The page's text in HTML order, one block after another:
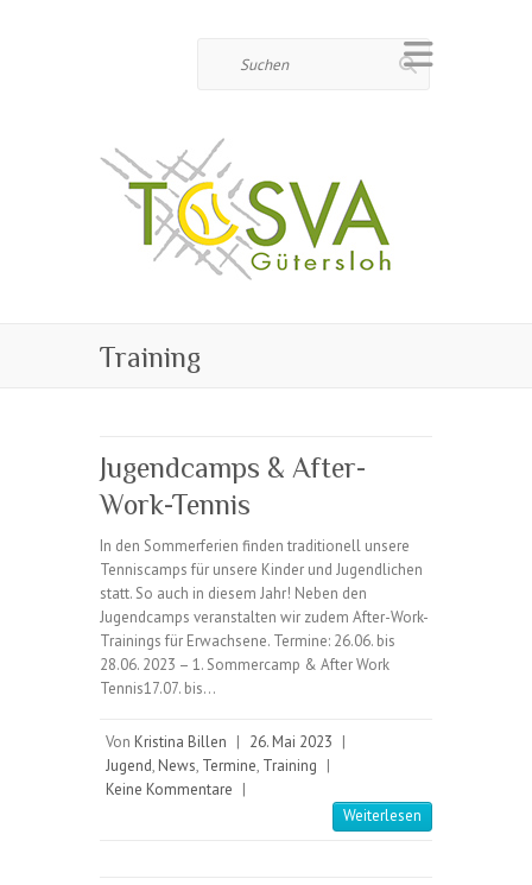
Training
Jugendcamps & After-
Work-Tennis
In den Sommerferien finden traditionell unsere
Tenniscamps für unsere Kinder und Jugendlichen
statt. So auch in diesem Jahr! Neben den
Jugendcamps veranstalten wir zudem After-Work-
Trainings für Erwachsene. Termine: 26.06. bis
28.06. 2023 – 1. Sommercamp & After Work
Tennis17.07. bis…
Von Kristina Billen | 26. Mai 2023 |
Jugend, News, Termine, Training |
Keine Kommentare |
Weiterlesen